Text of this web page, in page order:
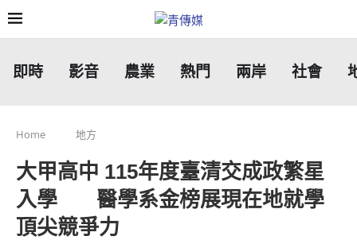
即時 影音 農業 熱門 兩岸 社會
Home 地方
大甲高中 115年度臺清交成政繁星
入學 醫學系金榜展現在地就學
頂尖競爭力